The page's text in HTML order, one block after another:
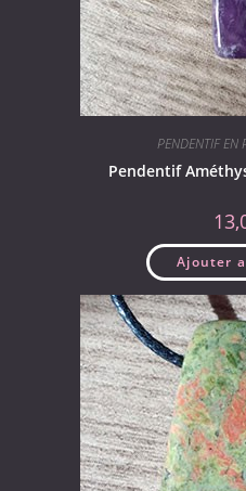
PENDENTIF EN
Pendentif
Ajouter